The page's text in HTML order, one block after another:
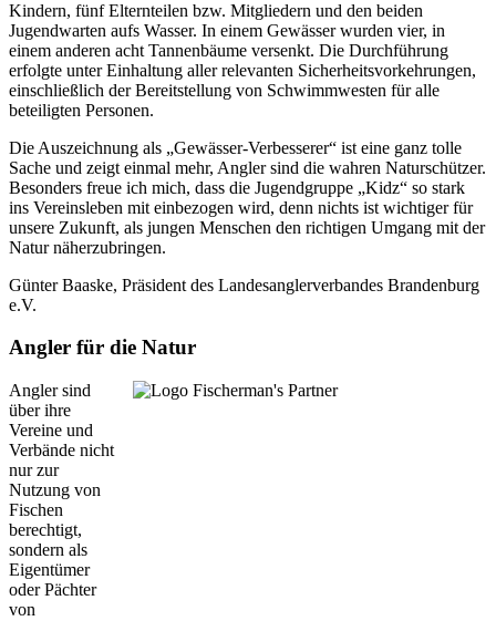
Kindern, fünf Elternteilen bzw. Mitgliedern und den beiden
Jugendwarten aufs Wasser. In einem Gewässer wurden vier, in
einem anderen acht Tannenbäume versenkt. Die Durchführung
erfolgte unter Einhaltung aller relevanten Sicherheitsvorkehrungen,
einschließlich der Bereitstellung von Schwimmwesten für alle
beteiligten Personen.
Die Auszeichnung als „Gewässer-Verbesserer“ ist eine ganz tolle
Sache und zeigt einmal mehr, Angler sind die wahren Naturschützer.
Besonders freue ich mich, dass die Jugendgruppe „Kidz“ so stark
ins Vereinsleben mit einbezogen wird, denn nichts ist wichtiger für
unsere Zukunft, als jungen Menschen den richtigen Umgang mit der
Natur näherzubringen.
Günter Baaske, Präsident des Landesanglerverbandes Brandenburg
e.V.
Angler für die Natur
Angler sind
über ihre
Vereine und
Verbände nicht
nur zur
Nutzung von
Fischen
berechtigt,
sondern als
Eigentümer
oder Pächter
von